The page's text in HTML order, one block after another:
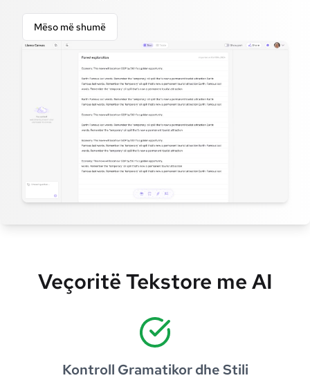
Mëso më shumë
Veçoritë Tekstore me AI
Kontroll Gramatikor dhe Stili